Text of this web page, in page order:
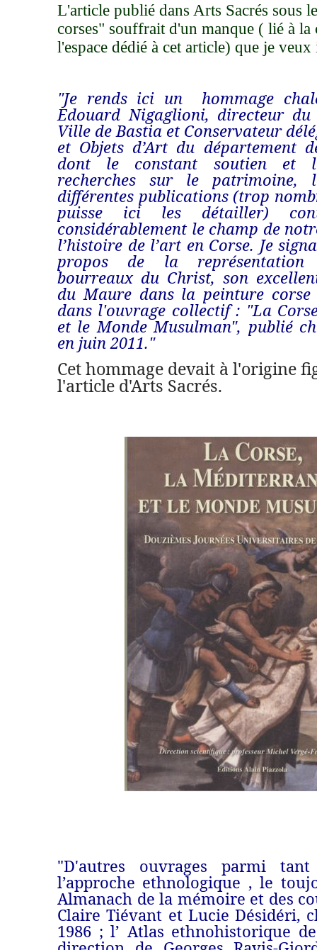
L'article publié dans Arts Sacrés sous
corses" souffrait d'un manque ( lié à la
l'espace dédié à cet article) que je
"Je rends ici un hommage
Edouard Nigaglioni, directeur
Ville de Bastia et Conservateur
et Objets d’Art du département
dont le constant soutien et
recherches sur le patrimoine,
différentes publications (trop
puisse ici les détailler)
considérablement le champ de
l’histoire de l’art en Corse. Je
propos de la représentation
bourreaux du Christ, son
du Maure dans la peinture corse
dans l'ouvrage collectif : "La
et le Monde Musulman", publié
en juin 2011."
Cet hommage devait à l'origine
l'article d'Arts Sacrés.
"D'autres ouvrages parmi
l’approche ethnologique , le
Almanach de la mémoire et des
Claire Tiévant et Lucie Désidéri,
1986 ; l’ Atlas ethnohistorique